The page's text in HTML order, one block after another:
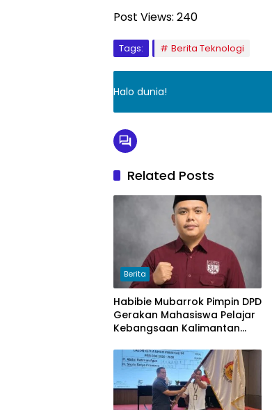
Post Views: 240
Tags: Berita Teknologi
Halo dunia!
Related Posts
Berita
Habibie Mubarrok Pimpin DPD
Gerakan Mahasiswa Pelajar
Kebangsaan Kalimantan